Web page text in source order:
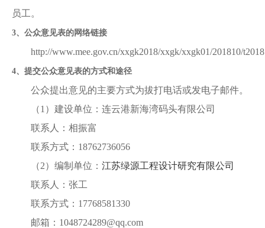
员工。
3、 公众意见表的网络链接
http://www.mee.gov.cn/xxgk2018/xxgk/xxgk01/201810/
4、提交公众意见表的方式和途径
公众提出意见的主要方式为拔打电话或发电子邮件。
（1 ） 建设单位： 连云港新海湾码头有限公司
联系人： 相振富
联系方式： 18762736056
（2） 编制单位： 江苏绿源工程设计研究有限公司
联系人： 张工
联系方式： 17768581330
邮箱 ： 1048724289@qq.com